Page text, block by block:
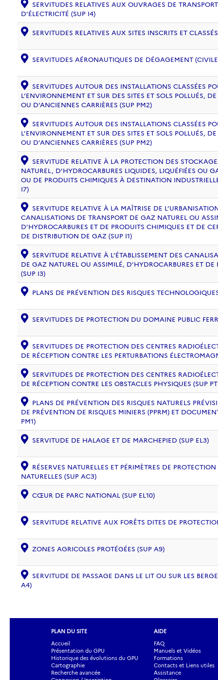
SERVITUDES RELATIVES AUX OUVRAGES DE
D’ÉLECTRICITÉ (SUP I4)
SERVITUDES RELATIVES AUX SITES INSCRITS ET
SERVITUDES AÉRONAUTIQUES DE DÉGAGEMENT
SERVITUDES AUTOUR DES INSTALLATIONS CLASSÉES
L’ENVIRONNEMENT ET SUR DES SITES ET SOLS POLLUÉS,
OU D’ANCIENNES CARRIÈRES (SUP PM2)
SERVITUDES AUTOUR DES INSTALLATIONS CLASSÉES
L’ENVIRONNEMENT ET SUR DES SITES ET SOLS POLLUÉS,
OU D’ANCIENNES CARRIÈRES (SUP PM2)
SERVITUDE RELATIVE À LA PROTECTION DES
NATUREL, D'HYDROCARBURES LIQUIDES, LIQUÉFIÉES OU
OU DE PRODUITS CHIMIQUES À DESTINATION
I7)
SERVITUDE RELATIVE À LA MAÎTRISE DE
CANALISATIONS DE TRANSPORT DE GAZ NATUREL OU
D’HYDROCARBURES ET DE PRODUITS CHIMIQUES ET DE
DE DISTRIBUTION DE GAZ (SUP I1)
SERVITUDE RELATIVE À L’ÉTABLISSEMENT DES
DE GAZ NATUREL OU ASSIMILÉ, D’HYDROCARBURES ET
(SUP I3)
PLANS DE PRÉVENTION DES RISQUES
SERVITUDES DE PROTECTION DU DOMAINE PUBLIC
SERVITUDES DE PROTECTION DES CENTRES
DE RÉCEPTION CONTRE LES PERTURBATIONS
SERVITUDES DE PROTECTION DES CENTRES
DE RÉCEPTION CONTRE LES OBSTACLES PHYSIQUES (SUP
PLANS DE PRÉVENTION DES RISQUES NATURELS
DE PRÉVENTION DE RISQUES MINIERS (PPRM) ET
PM1)
SERVITUDE DE HALAGE ET DE MARCHEPIED (SUP EL3)
RÉSERVES NATURELLES ET PÉRIMÈTRES DE
NATURELLES (SUP AC3)
CŒUR DE PARC NATIONAL (SUP EL10)
SERVITUDE RELATIVE AUX FORÊTS DITES DE
ZONES AGRICOLES PROTÉGÉES (SUP A9)
SERVITUDE DE PASSAGE DANS LE LIT OU SUR LES
A4)
PLAN DU SITE
Accueil
Présentation du GPU
Historique des évolutions du GPU
Cartographie
Recherche avancée
AIDE
FAQ
Manuels et Vidéos
Formations
Contacts et Liens utiles
Assistance